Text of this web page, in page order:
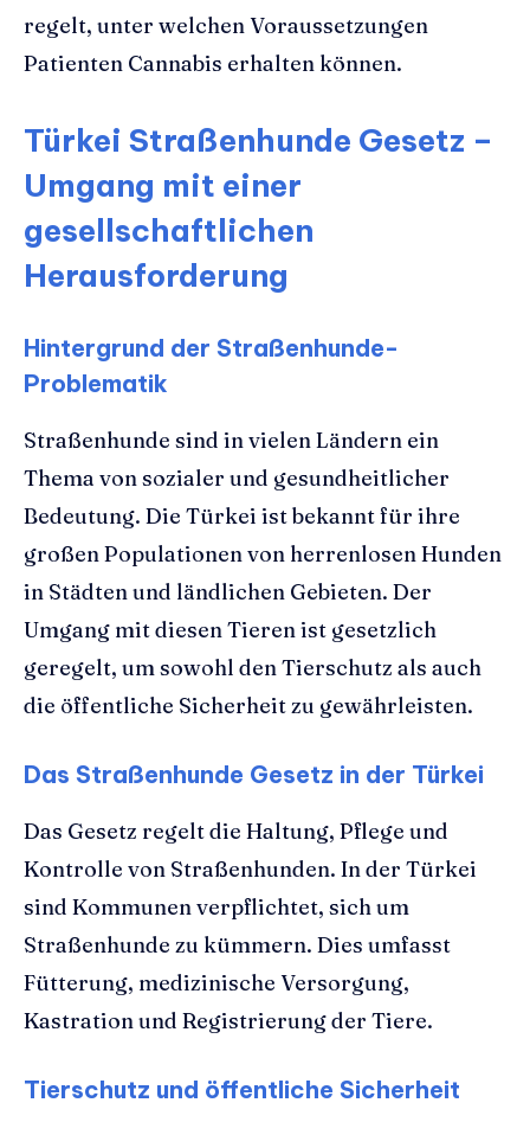
regelt, unter welchen Voraussetzungen
Patienten Cannabis erhalten können.
Türkei Straßenhunde Gesetz –
Umgang mit einer
gesellschaftlichen
Herausforderung
Hintergrund der Straßenhunde-
Problematik
Straßenhunde sind in vielen Ländern ein
Thema von sozialer und gesundheitlicher
Bedeutung. Die Türkei ist bekannt für ihre
großen Populationen von herrenlosen Hunden
in Städten und ländlichen Gebieten. Der
Umgang mit diesen Tieren ist gesetzlich
geregelt, um sowohl den Tierschutz als auch
die öffentliche Sicherheit zu gewährleisten.
Das Straßenhunde Gesetz in der Türkei
Das Gesetz regelt die Haltung, Pflege und
Kontrolle von Straßenhunden. In der Türkei
sind Kommunen verpflichtet, sich um
Straßenhunde zu kümmern. Dies umfasst
Fütterung, medizinische Versorgung,
Kastration und Registrierung der Tiere.
Tierschutz und öffentliche Sicherheit